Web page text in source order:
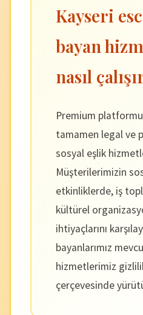
Kayseri
bayan
nasıl
Premium
tamamen legal ve
sosyal eşlik
Müşterilerimizin
etkinliklerde, iş
kültürel
ihtiyaçlarını
bayanlarımız
hizmetlerimiz
çerçevesinde